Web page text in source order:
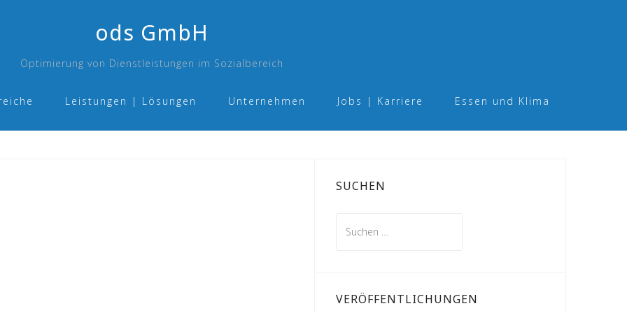
ods GmbH
Optimierung von Dienstleistungen im Sozialbereich
Leistungen | Lösungen Unternehmen Jobs | Karriere Essen und Klima
SUCHEN
nach:
VERÖFFENTLICHUNGEN